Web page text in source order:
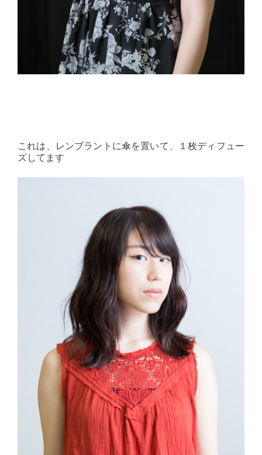
これは、レンブラントに傘を置いて、１枚ディフュー
ズしてます